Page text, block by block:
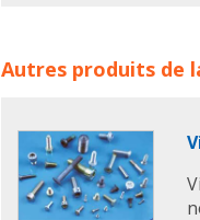
visserie inoxboulon
Autres produits de